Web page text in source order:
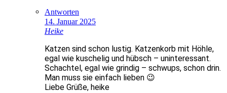
Antworten
14. Januar 2025
Heike
Katzen sind schon lustig. Katzenkorb mit Höhle,
egal wie kuschelig und hübsch – uninteressant.
Schachtel, egal wie grindig – schwups, schon drin.
Man muss sie einfach lieben 😉
Liebe Grüße, heike